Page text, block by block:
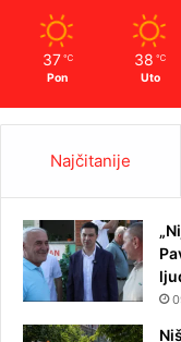
37 ℃
Pon
38 ℃
Uto
Najčitanije